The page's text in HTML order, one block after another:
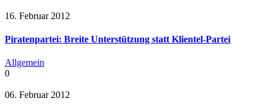
16. Februar 2012
Piratenpartei: Breite Unterstützung statt Klientel-Partei
Allgemein
0
06. Februar 2012